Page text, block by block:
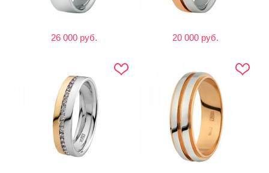
26 000 руб. 20 000 руб.